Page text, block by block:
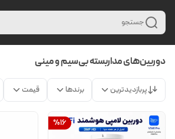
جستجو
دوربین‌های مداربسته بی‌سیم و مینی
پربازدیدترین برندها قیمت
%16